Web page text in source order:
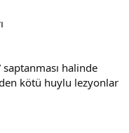
halinde
kötü huylu lezyonlar